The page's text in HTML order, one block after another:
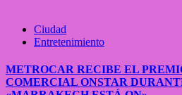
Ciudad
Entretenimiento
METROCAR RECIBE EL
COMERCIAL ONSTAR